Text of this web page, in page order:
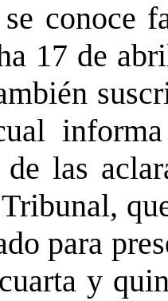
conoce
17 de
de las
para
y